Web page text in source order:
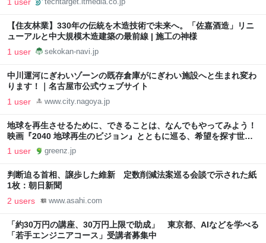
【住友林業】330年の伝統を木造技術で未来へ。「佐嘉酒造」リニ
ューアルと中大規模木造建築の最前線 | 施工の神様
1 user sekokan-navi.jp
中川運河にぎわいゾーンの既存倉庫がにぎわい施設へと生まれ変わ
ります！｜名古屋市公式ウェブサイト
1 user www.city.nagoya.jp
地球を再生させるために、できることは、なんでもやってみよう！
映画『2040 地球再生のビジョン』とともに巡る、希望を探す世界
旅行
1 user greenz.jp
判断迫る首相、譲歩した維新 定数削減法案巡る会談で示された紙
1枚：朝日新聞
2 users www.asahi.com
「約30万円の講座、30万円上限で助成」 東京都、AIなどを学べる
「若手エンジニアコース」受講者募集中